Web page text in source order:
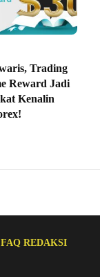
Trading
Reward Jadi
Kenalin
FAQ REDAKSI